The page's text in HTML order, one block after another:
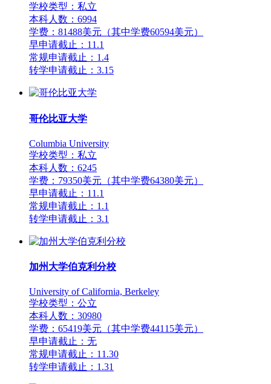
学校类型：私立
本科人数：6994
学费：81488美元（其中学费60594美元）
早申请截止：11.1
常规申请截止：1.4
转学申请截止：3.15
哥伦比亚大学
Columbia University
学校类型：私立
本科人数：6245
学费：79350美元（其中学费64380美元）
早申请截止：11.1
常规申请截止：1.1
转学申请截止：3.1
加州大学伯克利分校
University of California, Berkeley
学校类型：公立
本科人数：30980
学费：65419美元（其中学费44115美元）
早申请截止：无
常规申请截止：11.30
转学申请截止：1.31